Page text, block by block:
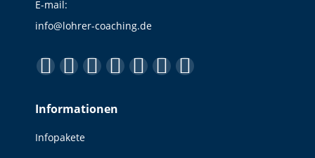
E-mail:
info@lohrer-coaching.de
Finden Sie uns auf:
Facebook
opens
new
YouTube
opens
Linkedin
opens
Instagram
opens
E-
WebsiteXING
Informationen
Infopakete